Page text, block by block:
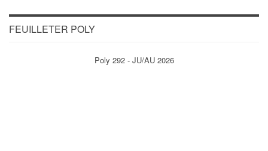
FEUILLETER POLY
Poly 292 - JU/AU 2026